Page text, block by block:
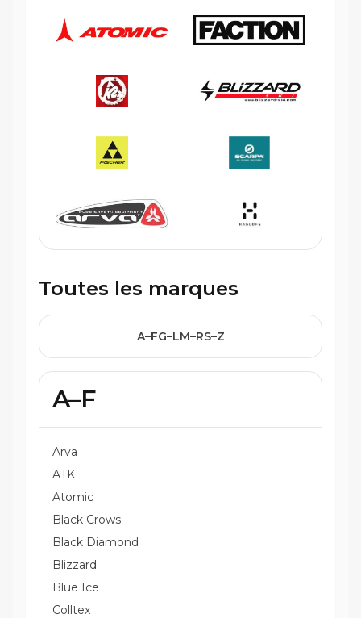
Toutes les marques
A–FG–LM–RS–Z
A–F
Arva
ATK
Atomic
Black Crows
Black Diamond
Blizzard
Blue Ice
Colltex